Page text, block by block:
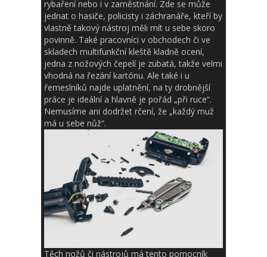
rybaření nebo i v zaměstnání. Zde se může
jednat o hasiče, policisty i záchranáře, kteří by
vlastně takový nástroj měli mít u sebe skoro
povinně. Také pracovníci v obchodech či ve
skladech multifunkční kleště kladně ocení,
jedna z nožových čepelí je zubatá, takže velmi
vhodná na řezání kartónu. Ale také i u
řemeslníků najde uplatnění, na ty drobnější
práce je ideální a hlavně je pořád „při ruce“.
Nemusíme ani dodržet rčení, že „každý muž
má u sebe nůž“.
Těch nožů či nástrojů má tento pomocník